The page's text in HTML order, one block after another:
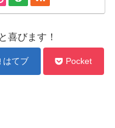
喜びます！
はてブ Pocket